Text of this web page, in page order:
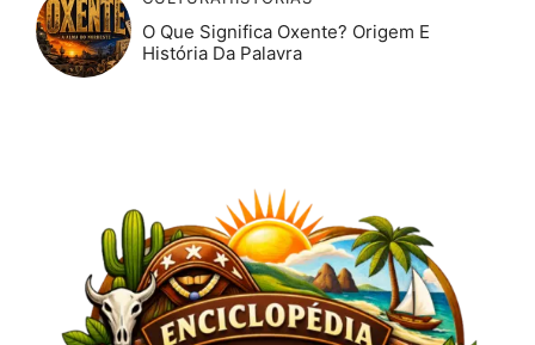
O Que Significa Oxente? Origem E
História Da Palavra